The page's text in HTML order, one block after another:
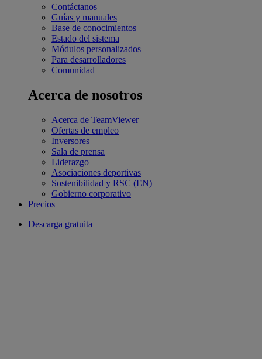
Contáctanos
Guías y manuales
Base de conocimientos
Estado del sistema
Módulos personalizados
Para desarrolladores
Comunidad
Acerca de nosotros
Acerca de TeamViewer
Ofertas de empleo
Inversores
Sala de prensa
Liderazgo
Asociaciones deportivas
Sostenibilidad y RSC (EN)
Gobierno corporativo
Precios
Descarga gratuita